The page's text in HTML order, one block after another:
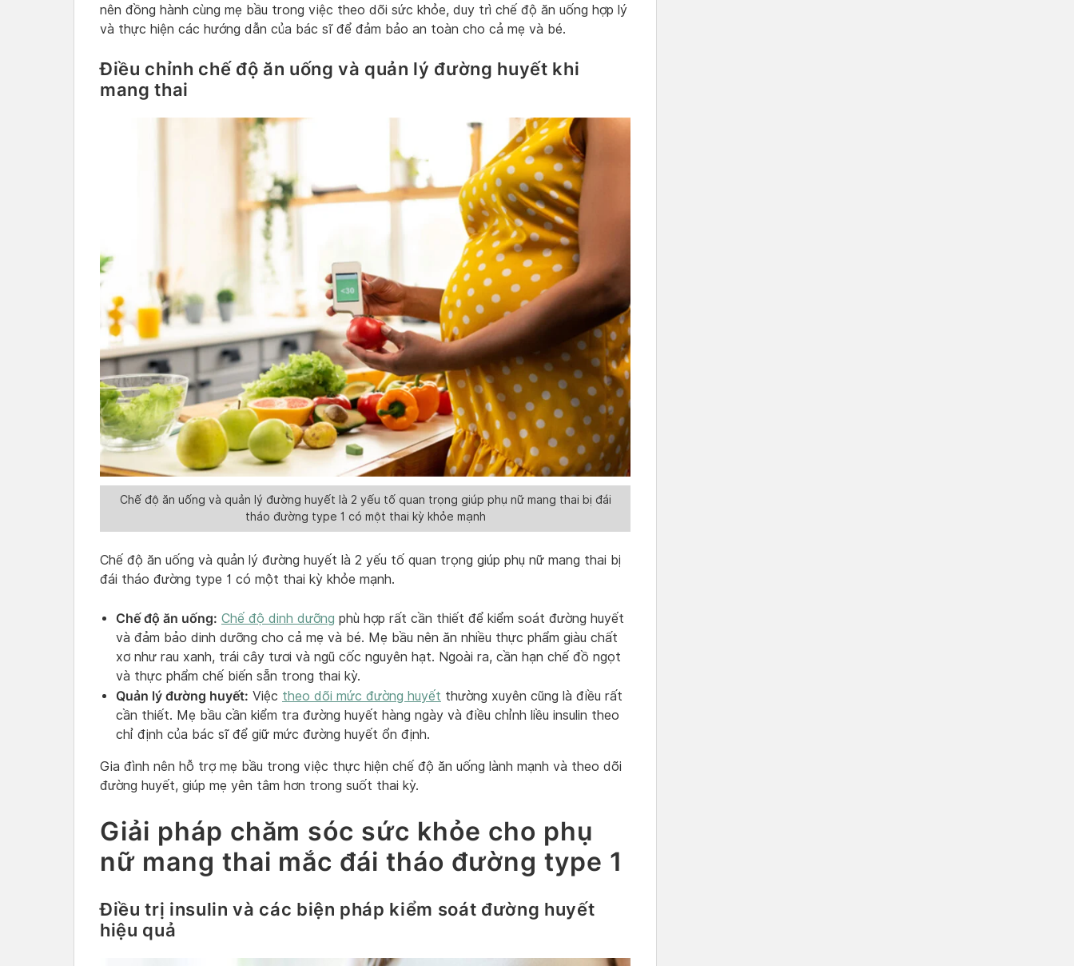
nên đồng hành cùng mẹ bầu trong việc theo dõi sức khỏe, duy trì chế độ ăn uống hợp lý
và thực hiện các hướng dẫn của bác sĩ để đảm bảo an toàn cho cả mẹ và bé.
Điều chỉnh chế độ ăn uống và quản lý đường huyết khi
mang thai
Chế độ ăn uống và quản lý đường huyết là 2 yếu tố quan trọng giúp phụ nữ mang thai bị đái
tháo đường type 1 có một thai kỳ khỏe mạnh
Chế độ ăn uống và quản lý đường huyết là 2 yếu tố quan trọng giúp phụ nữ mang thai bị
đái tháo đường type 1 có một thai kỳ khỏe mạnh.
Chế độ ăn uống: Chế độ dinh dưỡng phù hợp rất cần thiết để kiểm soát đường huyết
và đảm bảo dinh dưỡng cho cả mẹ và bé. Mẹ bầu nên ăn nhiều thực phẩm giàu chất
xơ như rau xanh, trái cây tươi và ngũ cốc nguyên hạt. Ngoài ra, cần hạn chế đồ ngọt
và thực phẩm chế biến sẵn trong thai kỳ.
Quản lý đường huyết: Việc theo dõi mức đường huyết thường xuyên cũng là điều rất
cần thiết. Mẹ bầu cần kiểm tra đường huyết hàng ngày và điều chỉnh liều insulin theo
chỉ định của bác sĩ để giữ mức đường huyết ổn định.
Gia đình nên hỗ trợ mẹ bầu trong việc thực hiện chế độ ăn uống lành mạnh và theo dõi
đường huyết, giúp mẹ yên tâm hơn trong suốt thai kỳ.
Giải pháp chăm sóc sức khỏe cho phụ
nữ mang thai mắc đái tháo đường type 1
Điều trị insulin và các biện pháp kiểm soát đường huyết
hiệu quả